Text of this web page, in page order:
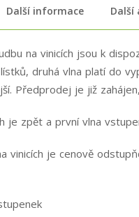
Další informace Další
na vinicích jsou k
druhá vlna platí do
Předprodej je již
je zpět a první vlna
vinicích je cenově